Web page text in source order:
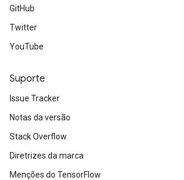
GitHub
Twitter
YouTube
Suporte
Issue Tracker
Notas da versão
Stack Overflow
Diretrizes da marca
Menções do TensorFlow